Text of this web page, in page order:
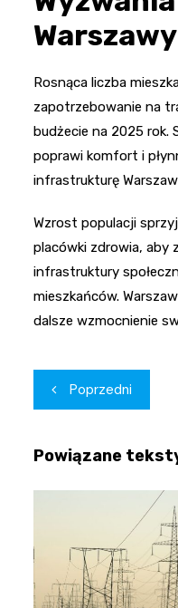
Warszawy
Rosnąca liczba
zapotrzebowanie na
budżecie na 2025
poprawi komfort i
infrastrukturę
Wzrost populacji
placówki zdrowia, aby
infrastruktury
mieszkańców.
dalsze wzmocnienie
Nawigacja
wpisu
Poprzedni
Powiązane